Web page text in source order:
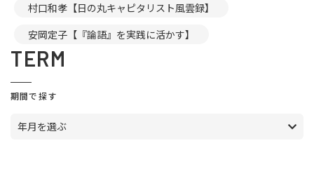
村口和孝【日の丸キャピタリスト風雲録】
安岡定子【『論語』を実践に活かす】
TERM
期間で探す
年月を選ぶ